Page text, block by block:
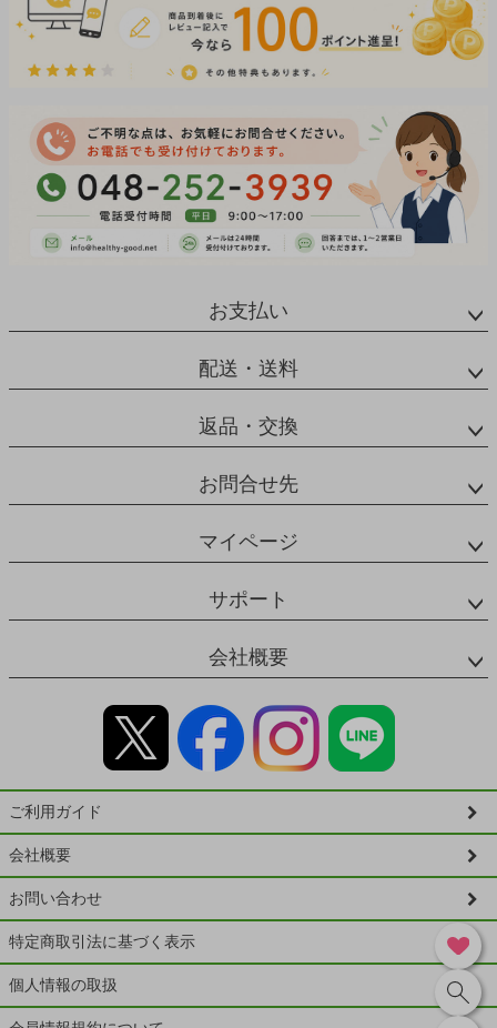
お支払い
配送・送料
返品・交換
お問合せ先
マイページ
サポート
会社概要
ご利用ガイド
会社概要
お問い合わせ
特定商取引法に基づく表示
個人情報の取扱